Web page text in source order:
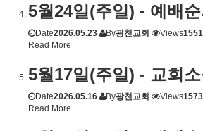
5월24일(주일) - 예배순
Date2026.05.23 By광천교회 Views1551
Read More
5월17일(주일) - 교회
Date2026.05.16 By광천교회 Views1573
Read More